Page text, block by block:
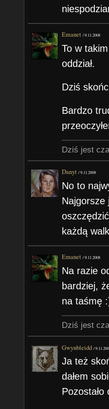
Emanet /9.11.2008
To w
oddział.
Dziś
Bardzo
Dziś jest
Danyt /9.11.2008
No to
Najgorsze
każdą
Emanet /9.11.2008
Na razie
bardziej,
na taśmę
Dziś jest
Gwynbleidd /
Ja też
dałem